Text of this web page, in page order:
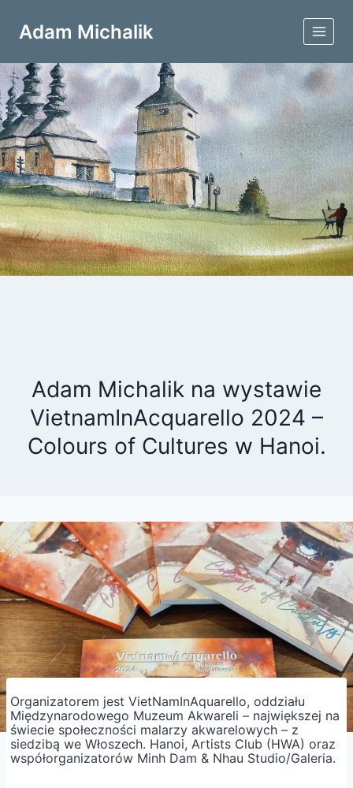
treściAdam Michalik
Adam Michalik na wystawie
VietnamInAcquarello 2024 –
Colours of Cultures w Hanoi.
Organizatorem jest VietNamInAquarello, oddziału
Międzynarodowego Muzeum Akwareli – największej na
świecie społeczności malarzy akwarelowych – z
siedzibą we Włoszech. Hanoi, Artists Club (HWA) oraz
współorganizatorów Minh Dam & Nhau Studio/Galeria.